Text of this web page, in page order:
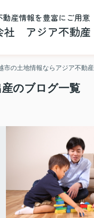
動産情報を豊富にご用意
社 アジア不動産
市の土地情報ならアジア不動産
産のブログ一覧